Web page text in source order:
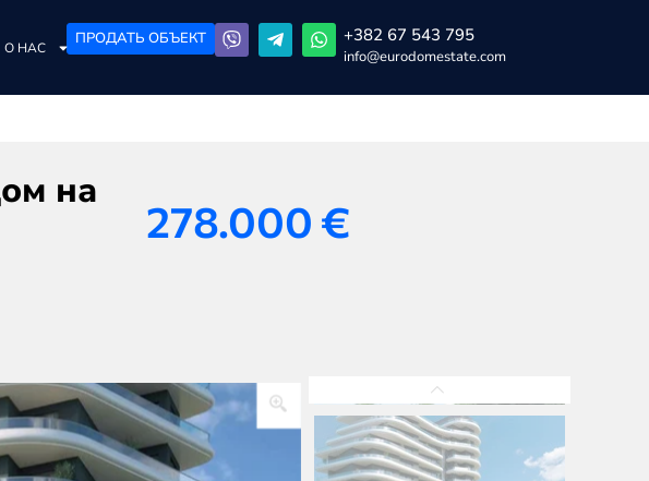
О НАС ПРОДАТЬ ОБЪЕКТ +382 67 543 795
info@eurodomestate.com
на
278.000 €